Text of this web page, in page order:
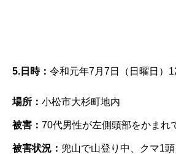
5.日時： 令和元年7月7日（日曜日）
場所： 小松市大杉町地内
被害： 70代男性が左側頭部をかまれ
被害状況： 兜山で山登り中、クマ1